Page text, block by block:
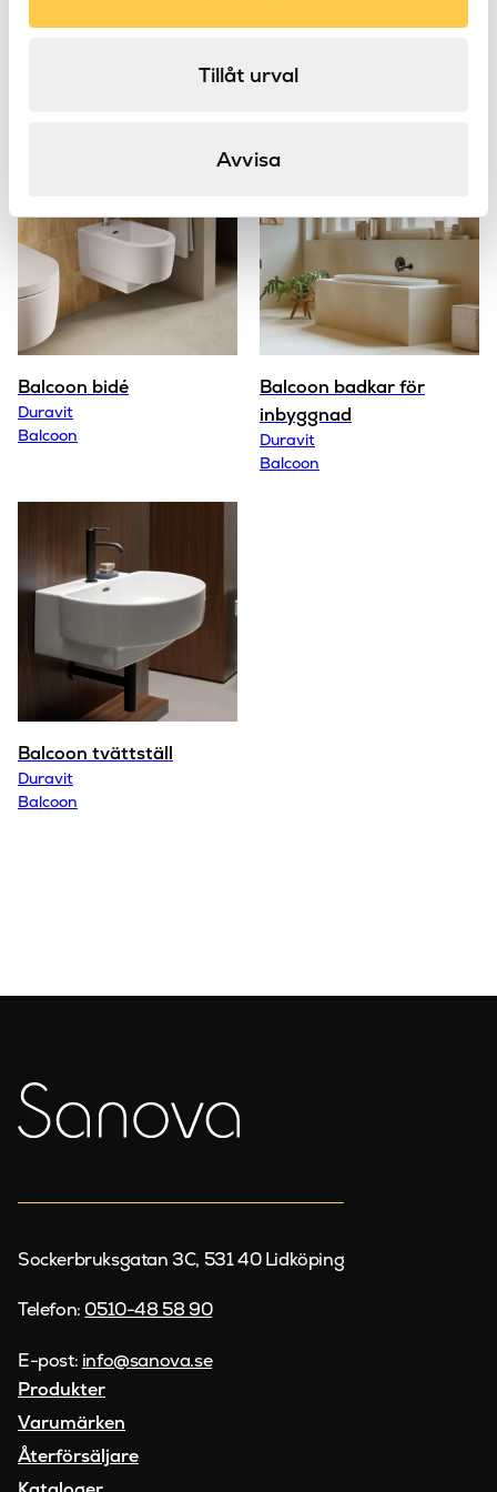
Tillåt urval
Avvisa
i serien Balcoon
Balcoon bidé
Duravit
Balcoon
Balcoon badkar för
inbyggnad
Duravit
Balcoon
Balcoon tvättställ
Duravit
Balcoon
Sockerbruksgatan 3C, 531 40 Lidköping
Telefon: 0510-48 58 90
E-post: info@sanova.se
Produkter
Varumärken
Återförsäljare